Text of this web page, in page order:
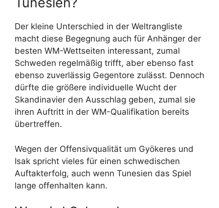
Der kleine Unterschied in der Weltrangliste
macht diese Begegnung auch für Anhänger der
besten WM-Wettseiten interessant, zumal
Schweden regelmäßig trifft, aber ebenso fast
ebenso zuverlässig Gegentore zulässt. Dennoch
dürfte die größere individuelle Wucht der
Skandinavier den Ausschlag geben, zumal sie
ihren Auftritt in der WM-Qualifikation bereits
übertreffen.
Wegen der Offensivqualität um Gyökeres und
Isak spricht vieles für einen schwedischen
Auftakterfolg, auch wenn Tunesien das Spiel
lange offenhalten kann.